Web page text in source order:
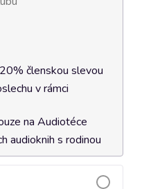
členskou slevou
v rámci
na Audiotéce
audioknih s rodinou